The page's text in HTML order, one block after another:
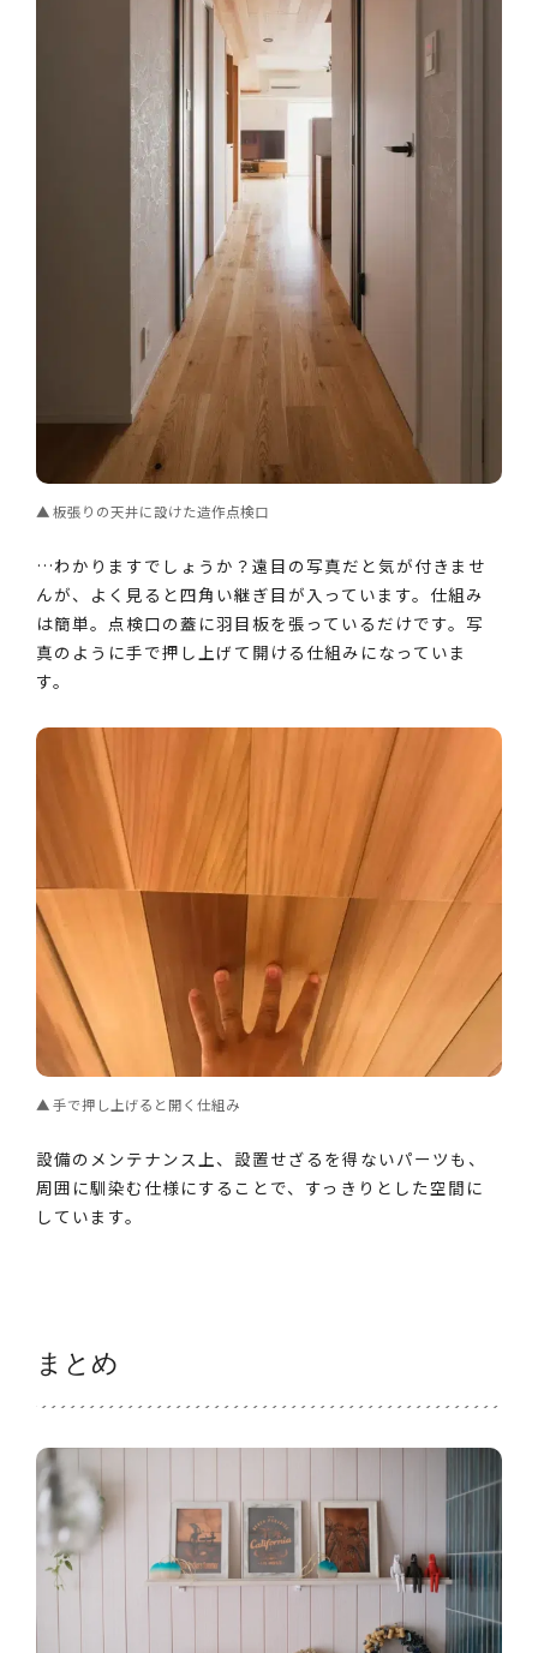
板張りの天井に設けた造作点検口
…わかりますでしょうか？遠目の写真だと気が付きませ
んが、よく見ると四角い継ぎ目が入っています。仕組み
は簡単。点検口の蓋に羽目板を張っているだけです。写
真のように手で押し上げて開ける仕組みになっていま
す。
手で押し上げると開く仕組み
設備のメンテナンス上、設置せざるを得ないパーツも、
周囲に馴染む仕様にすることで、すっきりとした空間に
しています。
まとめ